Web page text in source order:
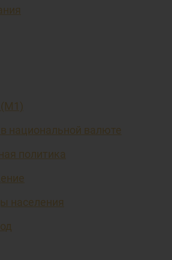
(М1)
национальной валюте
политика
населения